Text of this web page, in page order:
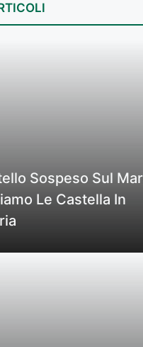
Sospeso Sul
Le Castella In